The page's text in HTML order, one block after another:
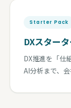
Starter Pack
DXスター
DX推進を「仕
AI分析まで、会